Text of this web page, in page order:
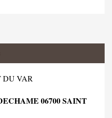
DU VAR
06700 SAINT